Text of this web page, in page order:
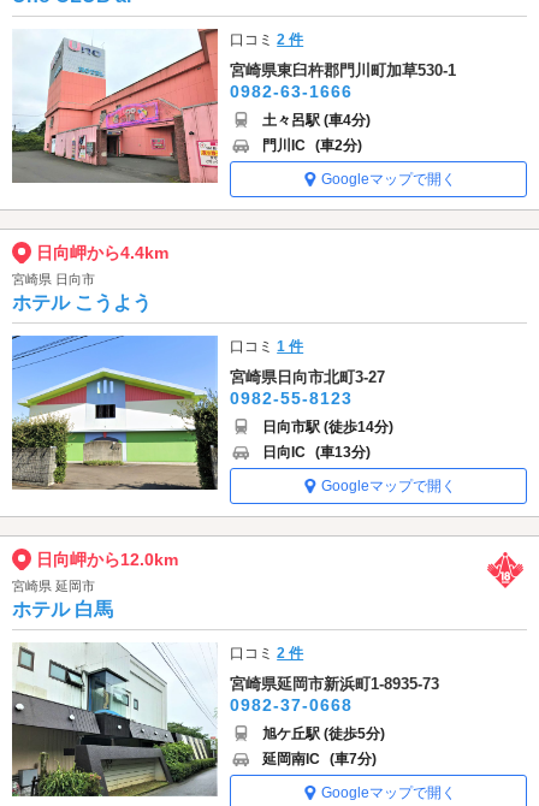
口コミ2 件
宮崎県東臼杵郡門川町加草530-1
0982-63-1666
土々呂駅 (車4分)
門川IC (車2分)
Googleマップで開く
日向岬から4.4km
宮崎県 日向市
ホテル こうよう
口コミ1 件
宮崎県日向市北町3-27
0982-55-8123
日向市駅 (徒歩14分)
日向IC (車13分)
Googleマップで開く
日向岬から12.0km
宮崎県 延岡市
ホテル 白馬
口コミ2 件
宮崎県延岡市新浜町1-8935-73
0982-37-0668
旭ケ丘駅 (徒歩5分)
延岡南IC (車7分)
Googleマップで開く